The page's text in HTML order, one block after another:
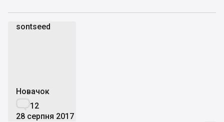
sontseed
Новачок
12
28 серпня 2017